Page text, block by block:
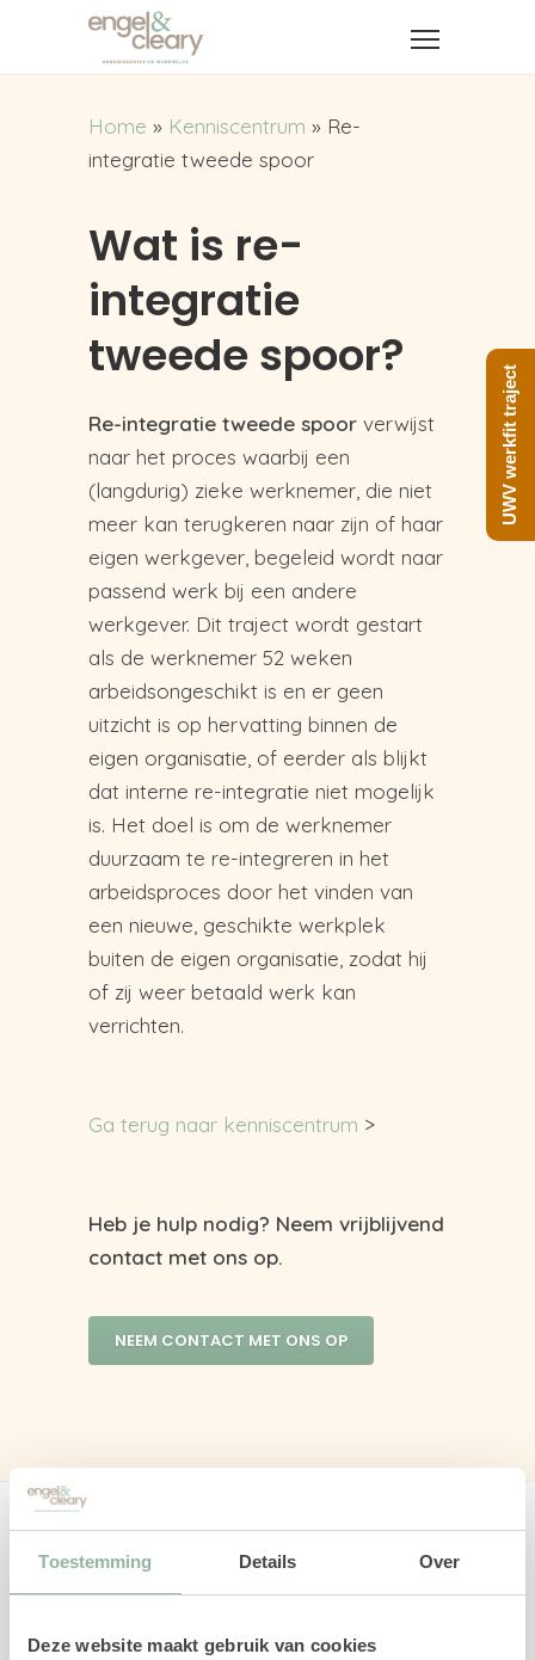
Toestemming Details Over
Deze website maakt gebruik van cookies
Home » Kenniscentrum » Re-
integratie tweede spoor
Wat is re-
integratie
tweede spoor?
Re-integratie tweede spoor verwijst
naar het proces waarbij een
(langdurig) zieke werknemer, die niet
meer kan terugkeren naar zijn of haar
eigen werkgever, begeleid wordt naar
passend werk bij een andere
werkgever. Dit traject wordt gestart
als de werknemer 52 weken
arbeidsongeschikt is en er geen
uitzicht is op hervatting binnen de
eigen organisatie, of eerder als blijkt
dat interne re-integratie niet mogelijk
is. Het doel is om de werknemer
duurzaam te re-integreren in het
arbeidsproces door het vinden van
een nieuwe, geschikte werkplek
buiten de eigen organisatie, zodat hij
of zij weer betaald werk kan
verrichten.
Ga terug naar kenniscentrum >
Heb je hulp nodig? Neem vrijblijvend
contact met ons op.
NEEM CONTACT MET ONS OP
Over Engel & Cleary arbeidsadvies en
Wij ondersteunen, begeleiden en adviseren
UWV werkfit traject